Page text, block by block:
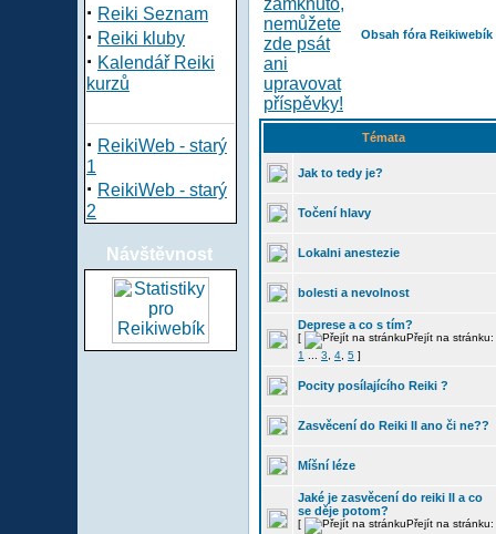
· Reiki Seznam
· Reiki kluby
· Kalendář Reiki
kurzů
· ReikiWeb - starý
1
· ReikiWeb - starý
2
Návštěvnost
Obsah fóra Reikiwebík
Témata
Jak to tedy je?
Točení hlavy
Lokalni anestezie
bolesti a nevolnost
Deprese a co s tím?
[
Přejít na stránku:
1
3 4 5 ]
Pocity posílajícího Reiki ?
Zasvěcení do Reiki II ano či ne??
Míšní léze
Jaké je zasvěcení do reiki II a co
se děje potom?
[
Přejít na stránku: